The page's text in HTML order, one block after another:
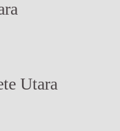
Utara